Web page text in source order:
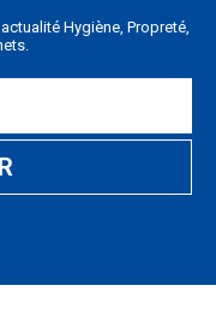
Hygiène, Propreté,